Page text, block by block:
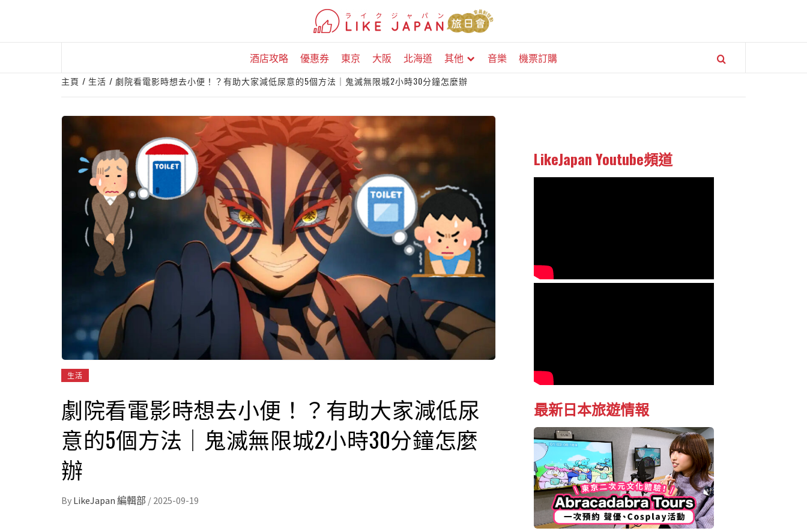
酒店攻略 優惠券 東京 大阪 北海道 其他 音樂 機票訂購
主頁 生活 劇院看電影時想去小便！？有助大家減低尿意的5個方法｜鬼滅無限城2小時30分鐘怎麼辦
生活
劇院看電影時想去小便！？有助大家減低尿
意的5個方法｜鬼滅無限城2小時30分鐘怎麼
辦
By LikeJapan 編輯部 / 2025-09-19
LikeJapan Youtube頻道
最新日本旅遊情報